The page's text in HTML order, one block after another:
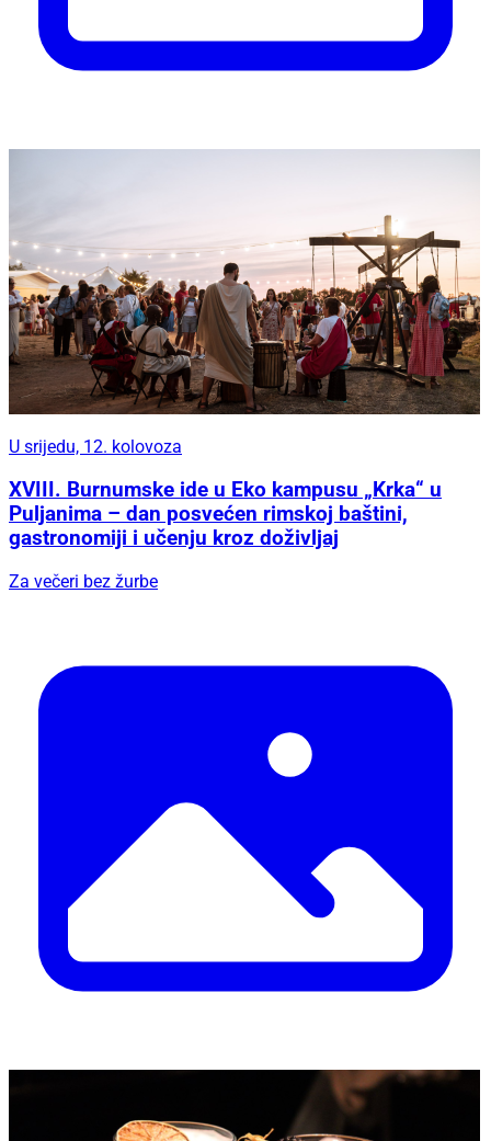
U srijedu, 12. kolovoza
XVIII. Burnumske ide u Eko kampusu „Krka“ u
Puljanima – dan posvećen rimskoj baštini,
gastronomiji i učenju kroz doživljaj
Za večeri bez žurbe